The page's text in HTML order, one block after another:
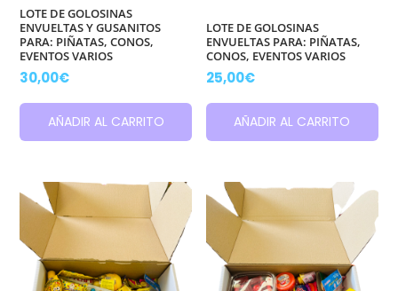
LOTE DE GOLOSINAS
ENVUELTAS Y GUSANITOS
PARA: PIÑATAS, CONOS,
EVENTOS VARIOS
30,00€
AÑADIR AL CARRITO
LOTE DE GOLOSINAS
ENVUELTAS PARA: PIÑATAS,
CONOS, EVENTOS VARIOS
25,00€
AÑADIR AL CARRITO